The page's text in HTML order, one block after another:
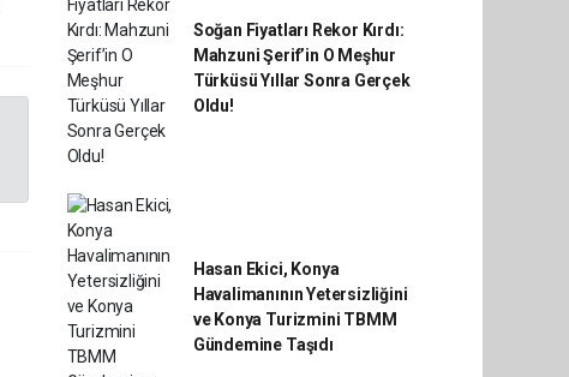
Soğan Fiyatları Rekor Kırdı:
Mahzuni Şerif’in O Meşhur
Türküsü Yıllar Sonra Gerçek
Oldu!
Hasan Ekici, Konya
Havalimanının Yetersizliğini
ve Konya Turizmini TBMM
Gündemine Taşıdı